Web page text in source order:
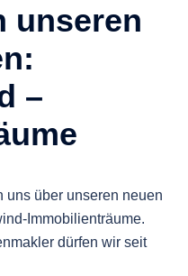
unseren
–
uns über unseren neuen
Immobilienträume.
dürfen wir seit